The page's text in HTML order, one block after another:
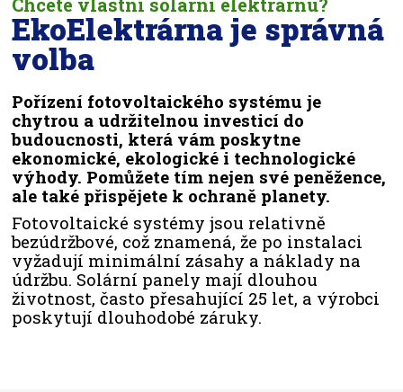
EkoElektrárna je správná
volba
Pořízení fotovoltaického systému je
chytrou a udržitelnou investicí do
budoucnosti, která vám poskytne
ekonomické, ekologické i technologické
výhody. Pomůžete tím nejen své peněžence,
ale také přispějete k ochraně planety.
Fotovoltaické systémy jsou relativně
bezúdržbové, což znamená, že po instalaci
vyžadují minimální zásahy a náklady na
údržbu. Solární panely mají dlouhou
životnost, často přesahující 25 let, a výrobci
poskytují dlouhodobé záruky.